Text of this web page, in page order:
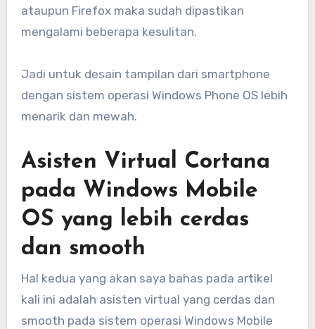
ataupun Firefox maka sudah dipastikan
mengalami beberapa kesulitan.
Jadi untuk desain tampilan dari smartphone
dengan sistem operasi Windows Phone OS lebih
menarik dan mewah.
Asisten Virtual Cortana
pada Windows Mobile
OS yang lebih cerdas
dan smooth
Hal kedua yang akan saya bahas pada artikel
kali ini adalah asisten virtual yang cerdas dan
smooth pada sistem operasi Windows Mobile